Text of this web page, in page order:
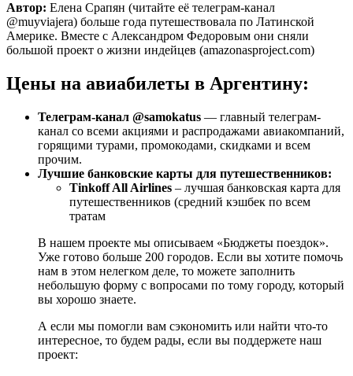
Автор: Елена Срапян (читайте её телеграм-канал
@muyviajera) больше года путешествовала по Латинской
Америке. Вместе с Александром Федоровым они сняли
большой проект о жизни индейцев (amazonasproject.com)
Цены на авиабилеты в Аргентину:
Телеграм-канал @samokatus — главный телеграм-
канал со всеми акциями и распродажами авиакомпаний,
горящими турами, промокодами, скидками и всем
прочим.
Лучшие банковские карты для путешественников:
Tinkoff All Airlines – лучшая банковская карта для
путешественников (средний кэшбек по всем
тратам
В нашем проекте мы описываем «Бюджеты поездок».
Уже готово больше 200 городов. Если вы хотите помочь
нам в этом нелегком деле, то можете заполнить
небольшую форму с вопросами по тому городу, который
вы хорошо знаете.
А если мы помогли вам сэкономить или найти что-то
интересное, то будем рады, если вы поддержете наш
проект: